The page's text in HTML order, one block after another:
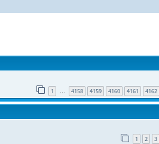
1 … 4158 4159 4160 4161 4162
1 2 3